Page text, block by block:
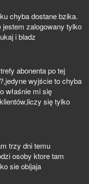
chyba dostane bzika.
zalogowany tylko
i bladz
abonenta po tej
wyjście to chyba
właśnie mi się
się tylko
trzy dni temu
osoby ktore tam
sie obijaja